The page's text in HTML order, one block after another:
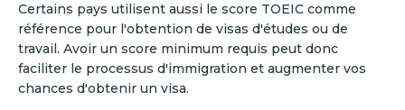
Certains pays utilisent aussi le score TOEIC comme
référence pour l'obtention de visas d'études ou de
travail. Avoir un score minimum requis peut donc
faciliter le processus d'immigration et augmenter vos
chances d'obtenir un visa.